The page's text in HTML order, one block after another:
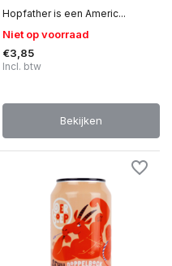
Hopfather is een Americ...
Niet op voorraad
€3,85
Incl. btw
Bekijken